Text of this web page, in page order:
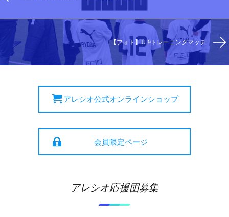
【フォト】U-9トレーニングマッチ
アレシオ公式オンラインショップ
会員限定ページ
アレシオ応援団募集